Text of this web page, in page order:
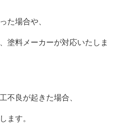
た場合や、
塗料メーカーが対応いたしま
不良が起きた場合、
ます。